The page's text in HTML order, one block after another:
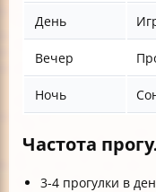
День
Вечер
Ночь
Частота
3-4 прогулки в